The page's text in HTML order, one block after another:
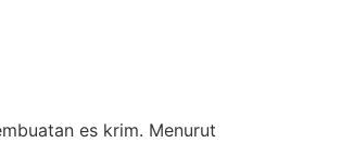
es krim. Menurut